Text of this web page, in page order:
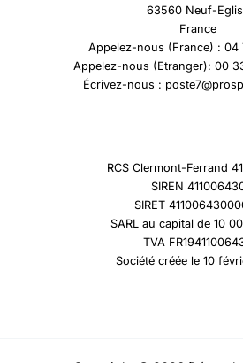
63560 Neuf-
France
Appelez-nous (France) : 04
Appelez-nous (Etranger): 00
Écrivez-nous :
RCS Clermont-Ferrand
SIREN
SIRET
SARL au capital de 10
TVA
Société créée le 10